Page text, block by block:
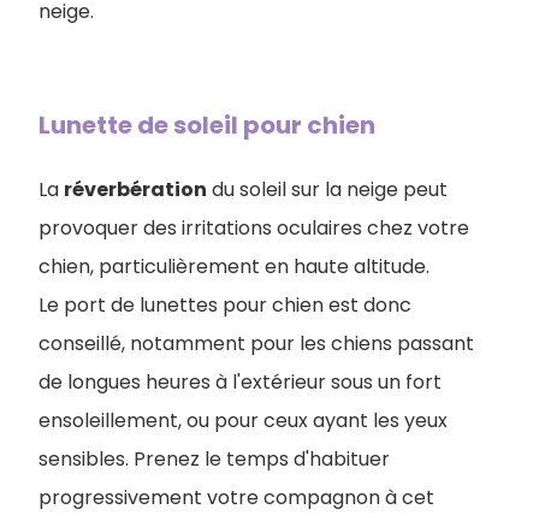
neige.
Lunette de soleil pour chien
La réverbération du soleil sur la neige peut
provoquer des irritations oculaires chez votre
chien, particulièrement en haute altitude.
Le port de lunettes pour chien est donc
conseillé, notamment pour les chiens passant
de longues heures à l'extérieur sous un fort
ensoleillement, ou pour ceux ayant les yeux
sensibles. Prenez le temps d'habituer
progressivement votre compagnon à cet